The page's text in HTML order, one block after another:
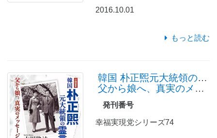
2016.10.01
もっと読む
韓国 朴正煕元大統領の霊言
父から娘へ、真実のメッセージ
発刊番号
幸福実現党シリーズ74